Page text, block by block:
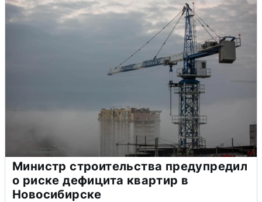
Министр строительства предупредил
о риске дефицита квартир в
Новосибирске